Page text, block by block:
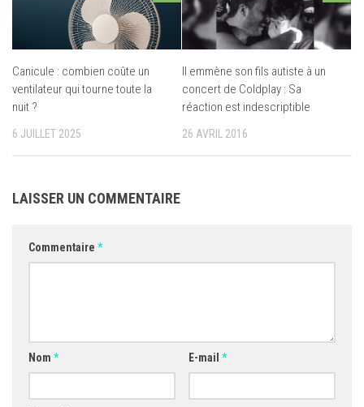
Canicule : combien coûte un
ventilateur qui tourne toute la
nuit ?
6 JUILLET 2025
Il emmène son fils autiste à un
concert de Coldplay : Sa
réaction est indescriptible
26 AVRIL 2016
LAISSER UN COMMENTAIRE
Commentaire *
Nom * E-mail *